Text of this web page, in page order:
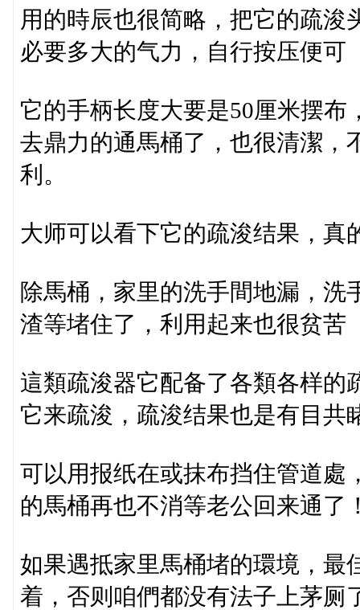
用的時辰也很简略，把它的疏浚
必要多大的气力，自行按压便可
它的手柄长度大要是50厘米摆
去鼎力的通馬桶了，也很清潔，
利。
大师可以看下它的疏浚结果，真
除馬桶，家里的洗手間地漏，洗
渣等堵住了，利用起来也很贫苦
這類疏浚器它配备了各類各样的
它来疏浚，疏浚结果也是有目共
可以用报纸在或抹布挡住管道處
的馬桶再也不消等老公回来通了
如果遇抵家里馬桶堵的環境，最
着，否则咱們都没有法子上茅厕